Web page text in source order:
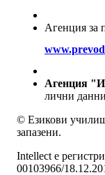
Агенция за
Агенция
лични
© Езикови
запазени.
Intellect е
00103966/